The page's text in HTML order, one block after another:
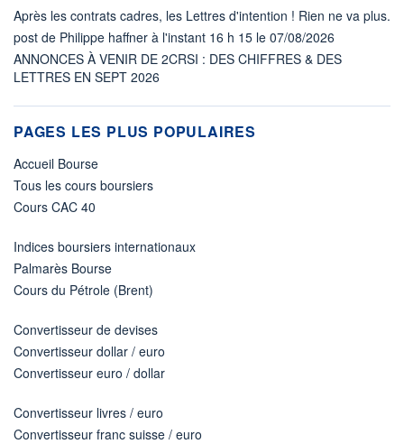
Après les contrats cadres, les Lettres d'intention ! Rien ne va plus.
post de Philippe haffner à l'instant 16 h 15 le 07/08/2026
ANNONCES À VENIR DE 2CRSI : DES CHIFFRES & DES
LETTRES EN SEPT 2026
PAGES LES PLUS POPULAIRES
Accueil Bourse
Tous les cours boursiers
Cours CAC 40
Indices boursiers internationaux
Palmarès Bourse
Cours du Pétrole (Brent)
Convertisseur de devises
Convertisseur dollar / euro
Convertisseur euro / dollar
Convertisseur livres / euro
Convertisseur franc suisse / euro